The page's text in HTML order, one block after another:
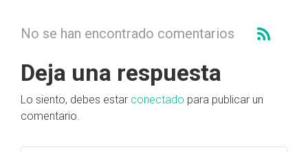
No se han encontrado comentarios
Deja una respuesta
Lo siento, debes estar conectado para publicar un
comentario.